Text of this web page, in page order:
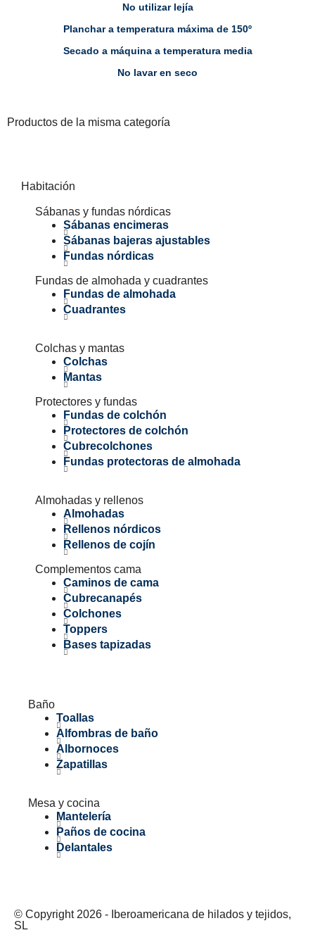
No utilizar lejía
Planchar a temperatura máxima de 150º
Secado a máquina a temperatura media
No lavar en seco
Productos de la misma categoría
Habitación
Sábanas y fundas nórdicas
Sábanas encimeras
Sábanas bajeras ajustables
Fundas nórdicas
Fundas de almohada y cuadrantes
Fundas de almohada
Cuadrantes
Colchas y mantas
Colchas
Mantas
Protectores y fundas
Fundas de colchón
Protectores de colchón
Cubrecolchones
Fundas protectoras de almohada
Almohadas y rellenos
Almohadas
Rellenos nórdicos
Rellenos de cojín
Complementos cama
Caminos de cama
Cubrecanapés
Colchones
Toppers
Bases tapizadas
Baño
Toallas
Alfombras de baño
Albornoces
Zapatillas
Mesa y cocina
Mantelería
Paños de cocina
Delantales
© Copyright 2026 - Iberoamericana de hilados y tejidos,
SL